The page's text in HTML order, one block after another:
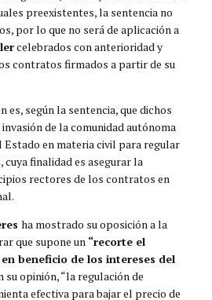
preexistentes, la sentencia no
por lo que no será de aplicación a
celebrados con anterioridad y
contratos firmados a partir de su
es, según la sentencia, que dichos
de la comunidad autónoma
Estado en materia civil para regular
finalidad es asegurar la
rectores de los contratos en
ha mostrado su oposición a la
que supone un “recorte el
beneficio de los intereses del
su opinión, “la regulación de
efectiva para bajar el precio de